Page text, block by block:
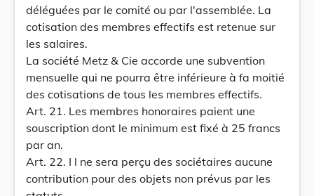
déléguées par le comité ou par l'assemblée. La
cotisation des membres effectifs est retenue sur
les salaires.
La société Metz & Cie accorde une subvention
mensuelle qui ne pourra être inférieure à fa moitié
des cotisations de tous les membres effectifs.
Art. 21. Les membres honoraires paient une
souscription dont le minimum est fixé à 25 francs
par an.
Art. 22. I l ne sera perçu des sociétaires aucune
contribution pour des objets non prévus par les